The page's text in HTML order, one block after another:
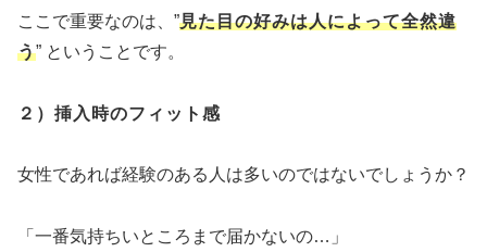
ここで重要なのは、”見た目の好みは人によって全然違
う” ということです。
２）挿入時のフィット感
女性であれば経験のある人は多いのではないでしょうか？
「一番気持ちいところまで届かないの…」